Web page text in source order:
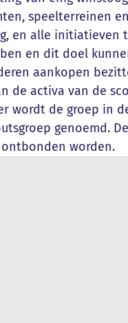
speelterreinen
en alle initiatieven
en dit doel
aankopen
de activa van de
wordt de groep in
genoemd.
worden.